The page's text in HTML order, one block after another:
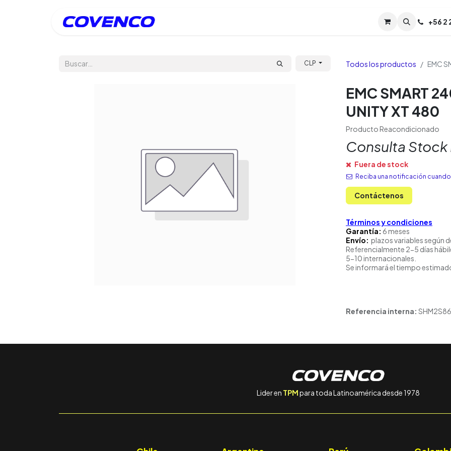
Soporte TPM (CL) +56 2
CLP Todos los productos EMC
EMC SMART
UNITY XT 480
Producto Reacondicionado
Consulta
Fuera de stock
Reciba una notificación
Contáctenos
Términos y condiciones
Garantía: 6 meses
Envío: plazos variables según
Referencialmente 2-5 días
5-10 internacionales.
Se informará el tiempo
Referencia interna:
Lider en TPMpara toda Latinoamérica desde 1978